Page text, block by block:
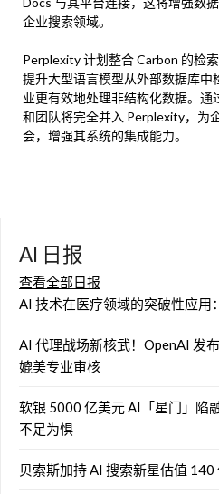
企业搜索领域。
Perplexity 计划整合 Carbon 的检
提升大型语言模型从外部数据库中
业更有效地处理非结构化数据。通
和团队将完全并入 Perplexity，为
会，增强其系统的集成能力。
AI 日报
查看全部日报
AI 技术在医疗领域的突破性应用
AI 代理战场新核武！OpenAI 发
媲美专业审核
软银 5000 亿美元 AI「星门」陷
不足为惧
贝索斯加持 AI 搜索新星估值